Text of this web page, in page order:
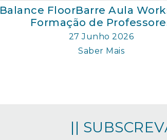
Balance FloorBarre Aula
Formação de
27 Junho 2026
Saber Mais
||